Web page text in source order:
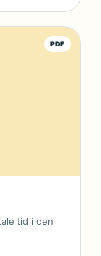
PDF
tid i den